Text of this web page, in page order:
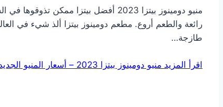
منيو دومينوز بيتزا 2023 أفضل
رائعة والطعم أروع. مطعم دومينوز بيتزا ألذ شيء في
طازجة…
اقرأ المزيد منيو دومينوز بيتزا 2023 – أسعار المنيو الجديد كامل بالصور